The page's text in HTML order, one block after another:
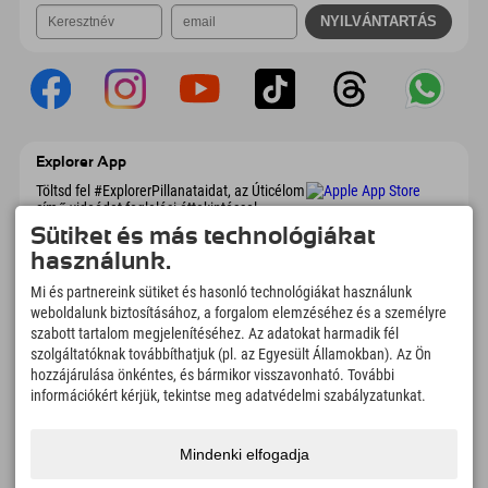
Explorer App
Töltsd fel #ExplorerPillanataidat, az Úticélom
című videódat foglalási áttekintéssel,
bakancslistával, étterem áttekintéssel és
még sok mással. Töltsd le most!
Felfedezős pillanatok ideje
166
Hegyi tavak és
élményfürdők
4.634km
Sí- és snowboardpályák
8.991km 97%
Sütiket és más technológiákat
használunk.
Mi és partnereink sütiket és hasonló technológiákat használunk
weboldalunk biztosításához, a forgalom elemzéséhez és a személyre
szabott tartalom megjelenítéséhez. Az adatokat harmadik fél
szolgáltatóknak továbbíthatjuk (pl. az Egyesült Államokban). Az Ön
hozzájárulása önkéntes, és bármikor visszavonható. További
információkért kérjük, tekintse meg adatvédelmi szabályzatunkat.
Mindenki elfogadja